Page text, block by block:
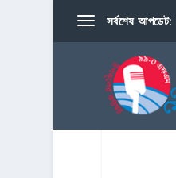
সর্বশেষ আপডেট: